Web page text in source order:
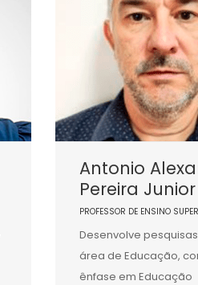
Antonio
Pereira Junior
PROFESSOR DE ENSINO
Desenvolve
área de Educação,
ênfase em Educação